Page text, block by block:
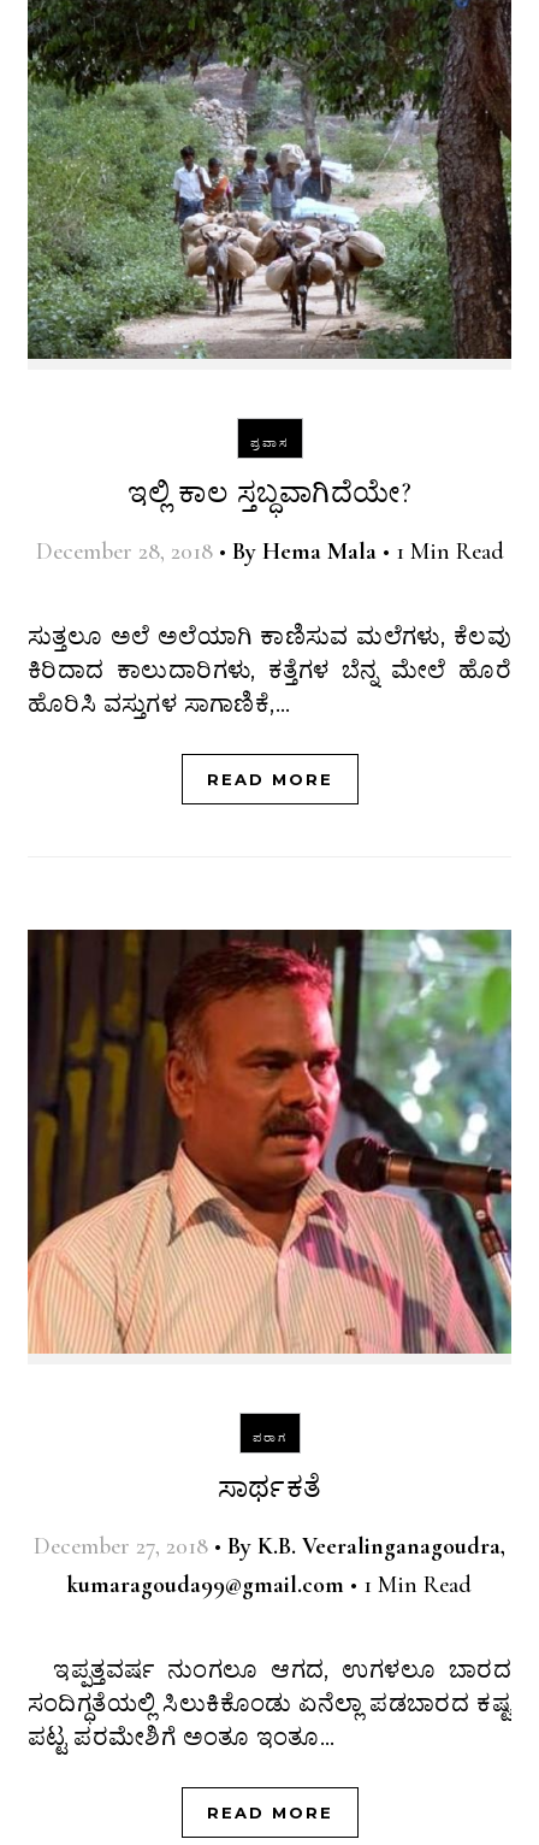
ಪ್ರವಾಸ
ಇಲ್ಲಿ ಕಾಲ ಸ್ತಬ್ಧವಾಗಿದೆಯೇ?
December 28, 2018 • By Hema Mala • 1 Min Read
ಸುತ್ತಲೂ ಅಲೆ ಅಲೆಯಾಗಿ ಕಾಣಿಸುವ ಮಲೆಗಳು, ಕೆಲವು
ಕಿರಿದಾದ ಕಾಲುದಾರಿಗಳು, ಕತ್ತೆಗಳ ಬೆನ್ನ ಮೇಲೆ ಹೊರೆ
ಹೊರಿಸಿ ವಸ್ತುಗಳ ಸಾಗಾಣಿಕೆ,…
READ MORE
ಪರಾಗ
ಸಾರ್ಥಕತೆ
December 27, 2018 • By K.B. Veeralinganagoudra,
kumaragouda99@gmail.com • 1 Min Read
ಇಪ್ಪತ್ತವರ್ಷ ನುಂಗಲೂ ಆಗದ, ಉಗಳಲೂ ಬಾರದ
ಸಂದಿಗ್ಧತೆಯಲ್ಲಿ ಸಿಲುಕಿಕೊಂಡು ಏನೆಲ್ಲಾ ಪಡಬಾರದ ಕಷ್ಟ
ಪಟ್ಟ ಪರಮೇಶಿಗೆ ಅಂತೂ ಇಂತೂ…
READ MORE